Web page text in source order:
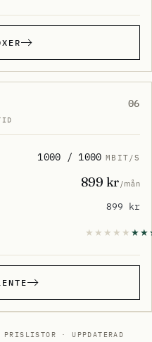
06
1000 / 1000 MBIT/S
899 kr /mån
899 kr
· UPPDATERAD